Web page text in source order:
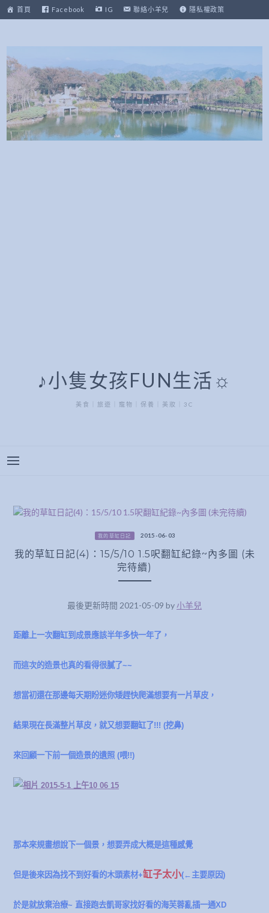
至
內
首頁 Facebook IG 聯絡小羊兒 隱私權政策
♪小隻女孩FUN生活☼
美食｜旅遊｜寵物｜保養｜美妝｜3C
我的草缸日記 2015-06-03
我的草缸日記(4)：15/5/10 1.5呎翻缸紀錄~內多圖 (未
完待續)
最後更新時間 2021-05-09 by 小羊兒
距離上一次翻缸到成景應該半年多快一年了，
而這次的造景也真的看得很膩了~~
想當初還在那邊每天期盼迷你矮趕快爬滿想要有一片草皮，
結果現在長滿整片草皮，就又想要翻缸了!!! (挖鼻)
來回顧一下前一個造景的遺照 (喂!!)
那本來規畫想說下一個景，想要弄成大概是這種感覺
但是後來因為找不到好看的木頭素材+缸子太小(←主要原因)
於是就放棄治療~ 直接跑去凱哥家找好看的海芙蓉亂插一通XD